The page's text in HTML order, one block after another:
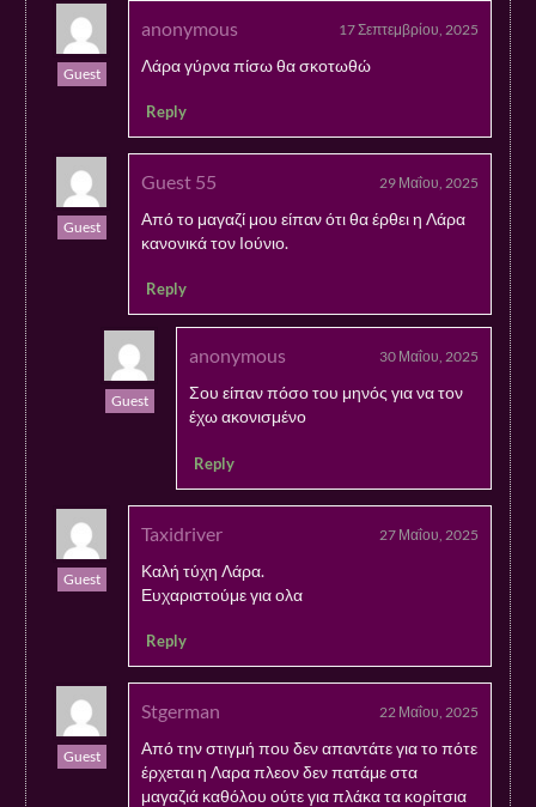
Guest
anonymous 17 Σεπτεμβρίου, 2025
Λάρα γύρνα πίσω θα σκοτωθώ
Reply
Guest
Guest 55 29 Μαΐου, 2025
Από το μαγαζί μου είπαν ότι θα έρθει η Λάρα
κανονικά τον Ιούνιο.
Reply
Guest
anonymous 30 Μαΐου, 2025
Σου είπαν πόσο του μηνός για να τον
έχω ακονισμένο
Reply
Guest
Taxidriver 27 Μαΐου, 2025
Καλή τύχη Λάρα.
Ευχαριστούμε για ολα
Reply
Guest
Stgerman 22 Μαΐου, 2025
Από την στιγμή που δεν απαντάτε για το πότε
έρχεται η Λαρα πλεον δεν πατάμε στα
μαγαζιά καθόλου ούτε για πλάκα τα κορίτσια